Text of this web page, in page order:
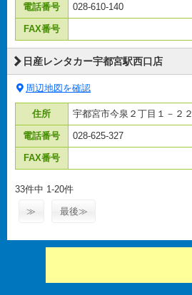
電話番号 028-610-140
FAX番号
日産レンタカー宇都宮駅西口店
周辺地図を確認
住所 宇都宮市今泉２丁目１－２２
電話番号 028-625-327
FAX番号
33件中 1-20件
≫ 最後≫